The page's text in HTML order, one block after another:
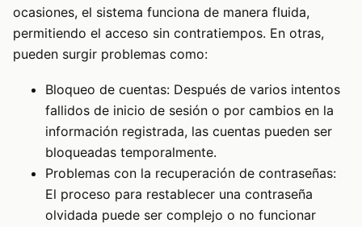
ocasiones, el sistema funciona de manera fluida,
permitiendo el acceso sin contratiempos. En otras,
pueden surgir problemas como:
Bloqueo de cuentas: Después de varios intentos
fallidos de inicio de sesión o por cambios en la
información registrada, las cuentas pueden ser
bloqueadas temporalmente.
Problemas con la recuperación de contraseñas:
El proceso para restablecer una contraseña
olvidada puede ser complejo o no funcionar